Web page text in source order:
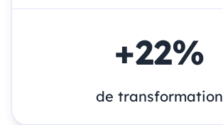
+22%
de transformation